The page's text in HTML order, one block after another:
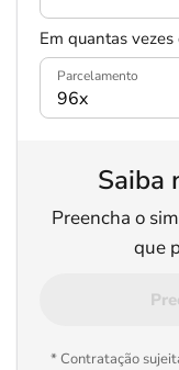
Em quantas
Parcelamento
Saiba
Preencha o
que
* Contratação